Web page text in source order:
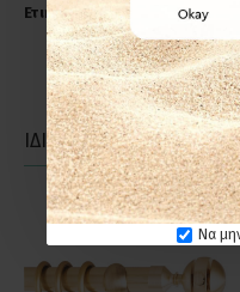
Να
Ετικέτες: Anartisi RIGOTO
ΙΔΙΑΣ ΚΑΤΗΓΟΡΙΑΣ